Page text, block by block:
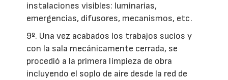
instalaciones visibles: luminarias,
emergencias, difusores, mecanismos, etc.
9º. Una vez acabados los trabajos sucios y
con la sala mecánicamente cerrada, se
procedió a la primera limpieza de obra
incluyendo el soplo de aire desde la red de